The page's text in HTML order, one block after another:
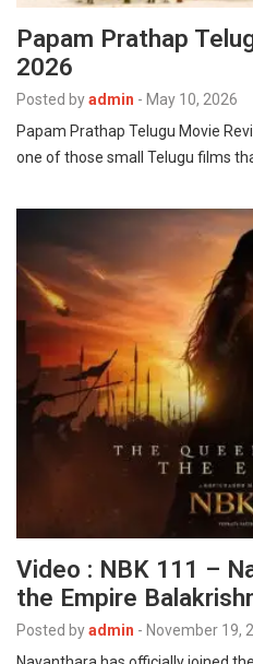
Papam Prathap
2026
Posted byadmin - May 10, 2026
Papam Prathap Telugu Movie
one of those small Telugu films
Video : NBK 111 –
the Empire
Posted byadmin - November 19,